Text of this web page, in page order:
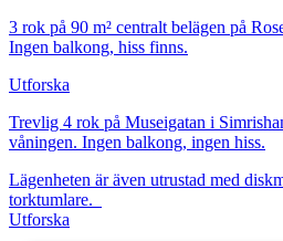
3 rok på 90 m² centralt belägen på
Ingen balkong, hiss finns.
Utforska
Trevlig 4 rok på Museigatan i
våningen. Ingen balkong, ingen hiss.
Lägenheten är även utrustad med
torktumlare.
Utforska